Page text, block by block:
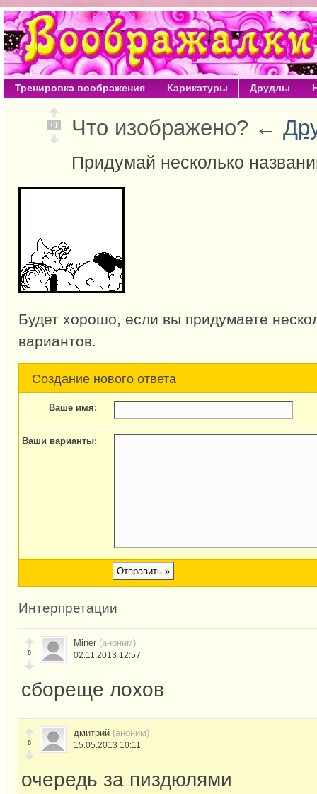
Тренировка воображения Карикатуры Друдлы
+1 Что изображено? ←
Придумай несколько
Будет хорошо, если вы придумаете
вариантов.
Создание нового ответа
Ваше имя:
Ваши варианты:
Интерпретации
0
Miner (аноним)
02.11.2013 12:57
сбореще лохов
0
дмитрий (аноним)
15.05.2013 10:11
очередь за пиздюлями